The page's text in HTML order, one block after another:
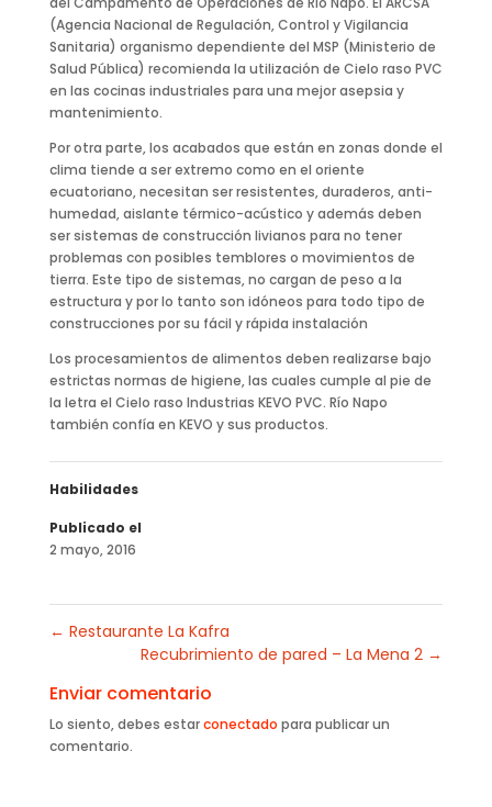
(Agencia Nacional de Regulación, Control y Vigilancia
Sanitaria) organismo dependiente del MSP (Ministerio de
Salud Pública) recomienda la utilización de Cielo raso PVC
en las cocinas industriales para una mejor asepsia y
mantenimiento.
Por otra parte, los acabados que están en zonas donde el
clima tiende a ser extremo como en el oriente
ecuatoriano, necesitan ser resistentes, duraderos, anti-
humedad, aislante térmico-acústico y además deben
ser sistemas de construcción livianos para no tener
problemas con posibles temblores o movimientos de
tierra. Este tipo de sistemas, no cargan de peso a la
estructura y por lo tanto son idóneos para todo tipo de
construcciones por su fácil y rápida instalación
Los procesamientos de alimentos deben realizarse bajo
estrictas normas de higiene, las cuales cumple al pie de
la letra el Cielo raso Industrias KEVO PVC. Río Napo
también confía en KEVO y sus productos.
Habilidades
Publicado el
2 mayo, 2016
← Restaurante La Kafra
Recubrimiento de pared – La Mena 2 →
Enviar comentario
Lo siento, debes estarconectado para publicar un
comentario.